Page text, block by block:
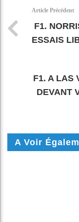
Article Précédent
F1.
ESSAIS
F1. A LAS
DEVANT
A Voir